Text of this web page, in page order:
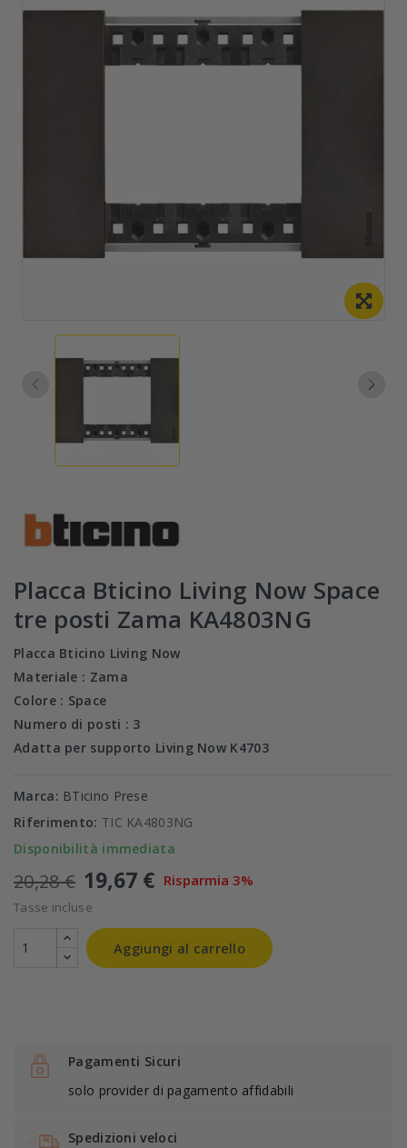
Placca Bticino Living Now Space
tre posti Zama KA4803NG
Placca Bticino Living Now
Materiale : Zama
Colore : Space
Numero di posti : 3
Adatta per supporto Living Now K4703
Marca: BTicino Prese
Riferimento: TIC KA4803NG
Disponibilità immediata
20,28 € 19,67 € Risparmia 3%
Tasse incluse
Aggiungi al carrello
Pagamenti Sicuri
solo provider di pagamento affidabili
Spedizioni veloci